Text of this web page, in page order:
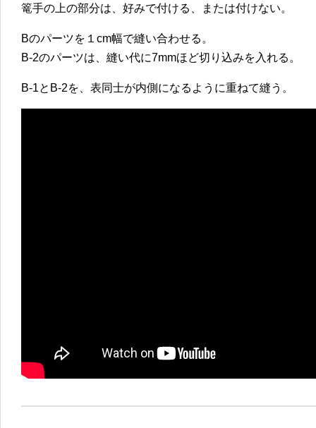
篭手の上の部分は、好みで付ける、または付けない。
Bのパーツを１cm幅で縫い合わせる。
B-2のパーツは、縫い代に7mmほど切り込みを入れる。
B-1とB-2を、表同士が内側になるように重ねて縫う。